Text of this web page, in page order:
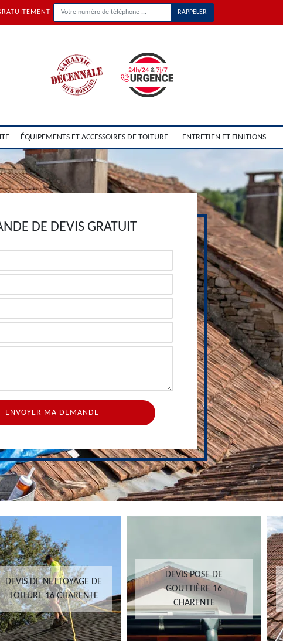
ÉQUIPEMENTS ET ACCESSOIRES DE TOITURE ENTRETIEN ET FINITIONS
DE DEVIS GRATUIT
DEVIS DE NETTOYAGE DE
TOITURE 16 CHARENTE
DEVIS POSE DE
GOUTTIÈRE 16
CHARENTE